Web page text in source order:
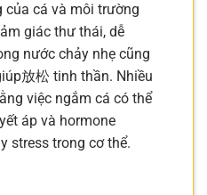
của cá và môi trường
giác thư thái, dễ
nước chảy nhẹ cũng
放松 tinh thần. Nhiều
việc ngắm cá có thể
áp và hormone
stress trong cơ thể.